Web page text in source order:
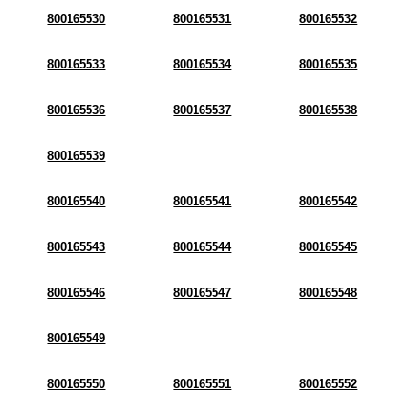
800165530 800165531 800165532
800165533 800165534 800165535
800165536 800165537 800165538
800165539
800165540 800165541 800165542
800165543 800165544 800165545
800165546 800165547 800165548
800165549
800165550 800165551 800165552